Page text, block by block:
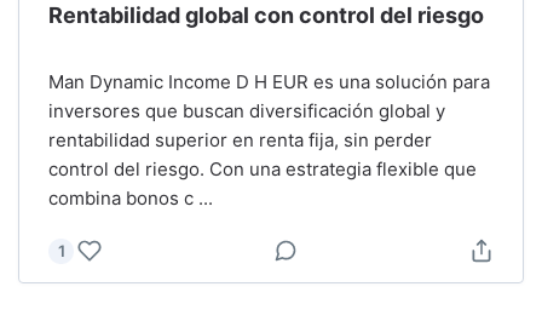
Rentabilidad global con control del riesgo
Man Dynamic Income D H EUR es una solución para
inversores que buscan diversificación global y
rentabilidad superior en renta fija, sin perder
control del riesgo. Con una estrategia flexible que
combina bonos c ...
1